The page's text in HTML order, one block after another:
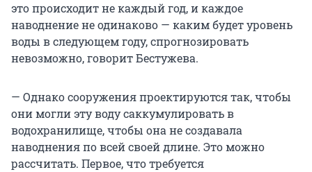
это происходит не каждый год, и каждое
наводнение не одинаково — каким будет уровень
воды в следующем году, спрогнозировать
невозможно, говорит Бестужева.
— Однако сооружения проектируются так, чтобы
они могли эту воду саккумулировать в
водохранилище, чтобы она не создавала
наводнения по всей своей длине. Это можно
рассчитать. Первое, что требуется